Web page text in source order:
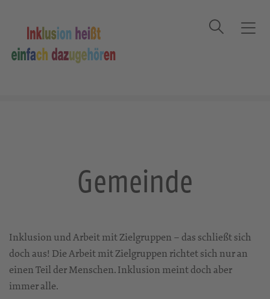
T
o
Suche
Gemeinde
Inklusion und Arbeit mit Zielgruppen – das schließt sich
doch aus! Die Arbeit mit Zielgruppen richtet sich nur an
einen Teil der Menschen. Inklusion meint doch aber
immer alle.